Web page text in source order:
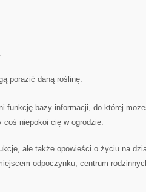
porazić daną roślinę.
funkcję bazy informacji, do której
coś niepokoi cię w ogrodzie.
ale także opowieści o życiu na
odpoczynku, centrum